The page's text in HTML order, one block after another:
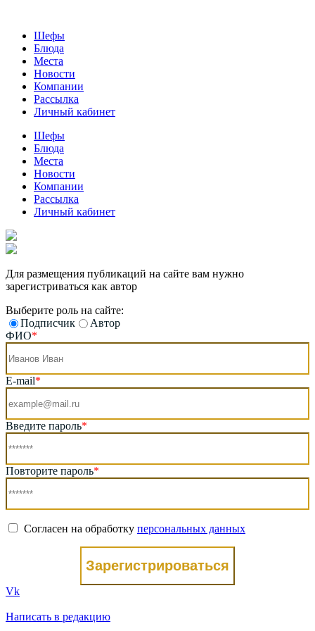
Шефы
Блюда
Места
Новости
Компании
Рассылка
Личный кабинет
Шефы
Блюда
Места
Новости
Компании
Рассылка
Личный кабинет
Для размещения публикаций на сайте вам нужно
зарегистриваться как автор
Выберите роль на сайте:
Подписчик
Автор
ФИО*
E-mail*
Введите пароль*
Повторите пароль*
Согласен на обработку персональных данных
Зарегистрироваться
Vk
Написать в редакцию